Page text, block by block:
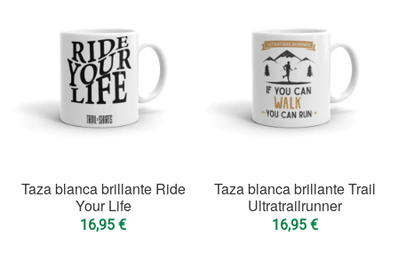
Taza blanca brillante Ride
Your Life
16,95 €
Taza blanca brillante Trail
Ultratrailrunner
16,95 €